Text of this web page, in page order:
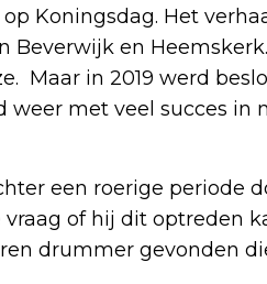
Koningsdag. Het
en
Maar in 2019 werd
weer met veel succes in
een roerige periode
of hij dit optreden
drummer gevonden